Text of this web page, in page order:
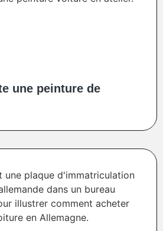
une peinture de